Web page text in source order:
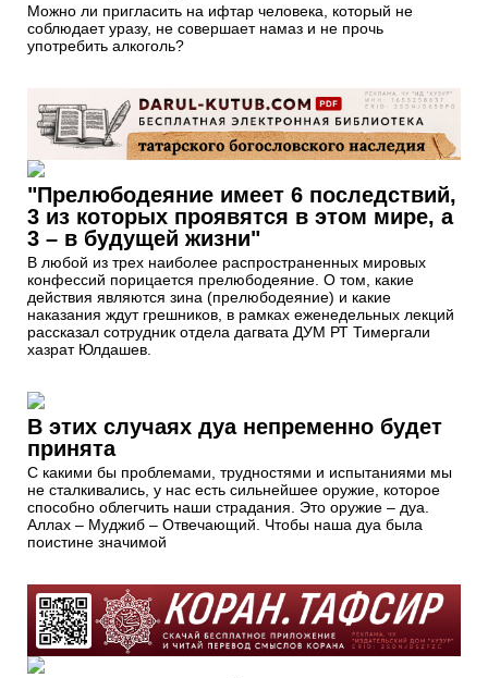
Можно ли пригласить на ифтар человека, который не
соблюдает уразу, не совершает намаз и не прочь
употребить алкоголь?
"Прелюбодеяние имеет 6 последствий,
3 из которых проявятся в этом мире, а
3 – в будущей жизни"
В любой из трех наиболее распространенных мировых
конфессий порицается прелюбодеяние. О том, какие
действия являются зина (прелюбодеяние) и какие
наказания ждут грешников, в рамках еженедельных лекций
рассказал сотрудник отдела дагвата ДУМ РТ Тимергали
хазрат Юлдашев.
В этих случаях дуа непременно будет
принята
С какими бы проблемами, трудностями и испытаниями мы
не сталкивались, у нас есть сильнейшее оружие, которое
способно облегчить наши страдания. Это оружие – дуа.
Аллах – Муджиб – Отвечающий. Чтобы наша дуа была
поистине значимой